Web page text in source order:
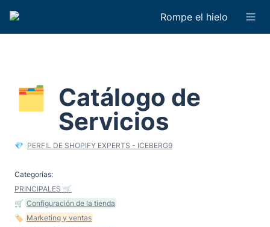
Rompe el hielo
🗂️ Catálogo de
Servicios
💎 PERFIL DE SHOPIFY EXPERTS - ICEBERG9
PRINCIPALES 🛒
🛒 Configuración de la tienda
🏷 Marketing y ventas